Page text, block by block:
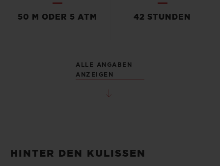
50 M ODER 5 ATM 42 STUNDEN
ALLE ANGABEN
ANZEIGEN
HINTER DEN KULISSEN